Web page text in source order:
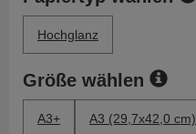
Hochglanz
Größe wählen
A3+ A3 (29,7x42,0 cm)